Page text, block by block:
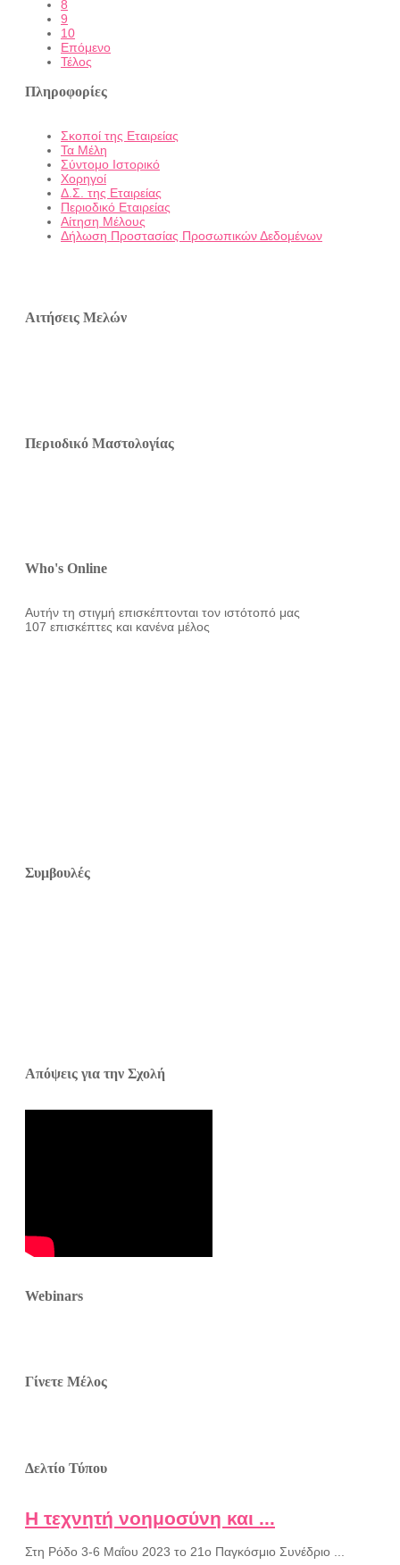
8
9
10
Επόμενο
Τέλος
Πληροφορίες
Σκοποί της Εταιρείας
Τα Μέλη
Σύντομο Ιστορικό
Χορηγοί
Δ.Σ. της Εταιρείας
Περιοδικό Εταιρείας
Αίτηση Μέλους
Δήλωση Προστασίας Προσωπικών Δεδομένων
Αιτήσεις Μελών
Περιοδικό Μαστολογίας
Who's Online
Αυτήν τη στιγμή επισκέπτονται τον ιστότοπό μας
107 επισκέπτες και κανένα μέλος
Συμβουλές
Απόψεις για την Σχολή
Webinars
Γίνετε Μέλος
Δελτίο Τύπου
Η τεχνητή νοημοσύνη και ...
Στη Ρόδο 3-6 Μαΐου 2023 το 21ο Παγκόσμιο Συνέδριο ...